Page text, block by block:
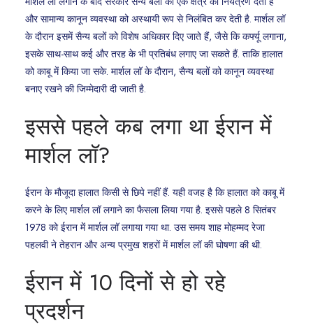
और सामान्य कानून व्यवस्था को अस्थायी रूप से निलंबित कर देती है. मार्शल लॉ
के दौरान इसमें सैन्य बलों को विशेष अधिकार दिए जाते हैं, जैसे कि कर्फ्यू लगाना,
इसके साथ-साथ कई और तरह के भी प्रतिबंध लगाए जा सकते हैं. ताकि हालात
को काबू में किया जा सके. मार्शल लॉ के दौरान, सैन्य बलों को कानून व्यवस्था
बनाए रखने की जिम्मेदारी दी जाती है.
इससे पहले कब लगा था ईरान में
मार्शल लॉ?
ईरान के मौजूदा हालात किसी से छिपे नहीं हैं. यही वजह है कि हालात को काबू में
करने के लिए मार्शल लॉ लगाने का फैसला लिया गया है. इससे पहले 8 सितंबर
1978 को ईरान में मार्शल लॉ लगाया गया था. उस समय शाह मोहम्मद रेजा
पहलवी ने तेहरान और अन्य प्रमुख शहरों में मार्शल लॉ की घोषणा की थी.
ईरान में 10 दिनों से हो रहे
प्रदर्शन